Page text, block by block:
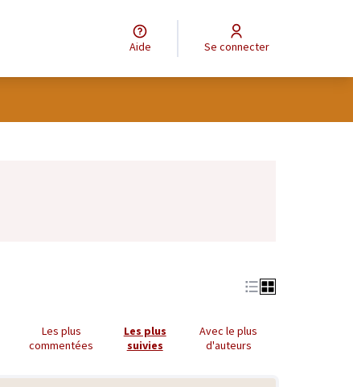
Aide Se connecter
Les plus
commentées
Les plus
suivies
Avec le plus
d'auteurs